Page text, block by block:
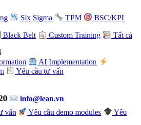
Six Sigma TPM
BSC/KPI
Black Belt Custom Training
Tất cả
AI Implementation
Yêu cầu tư vấn
info@lean.vn
vấn
Yêu cầu demo modules
Yêu